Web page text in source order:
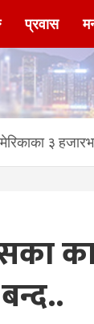
–com
प्रवास
३